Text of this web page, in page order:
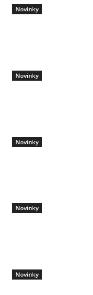
Novinky
Novinky
Novinky
Novinky
Novinky